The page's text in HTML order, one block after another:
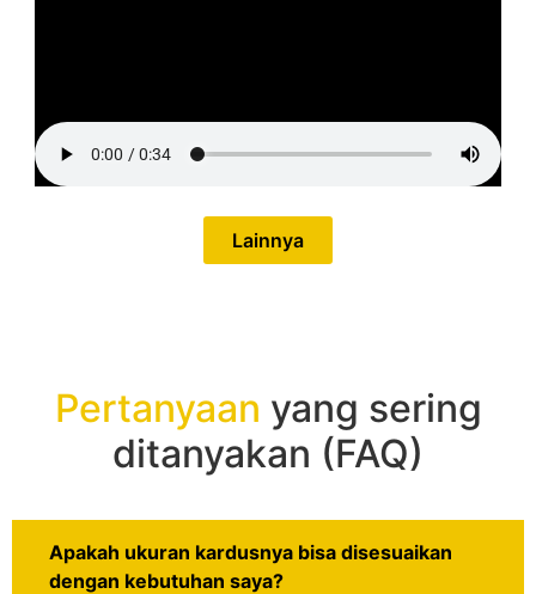
Lainnya
Pertanyaan yang sering
ditanyakan (FAQ)
Apakah ukuran kardusnya bisa disesuaikan
dengan kebutuhan saya?